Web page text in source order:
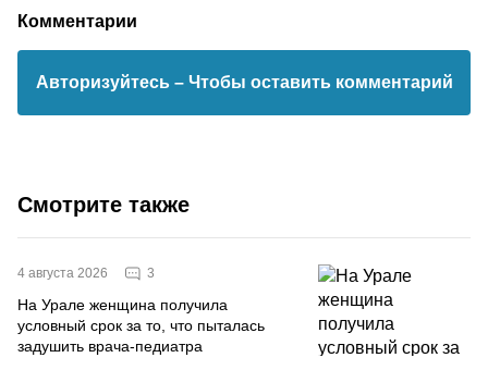
Комментарии
Авторизуйтесь – Чтобы оставить комментарий
Смотрите также
4 августа 2026 3
На Урале женщина получила
условный срок за то, что пыталась
задушить врача-педиатра